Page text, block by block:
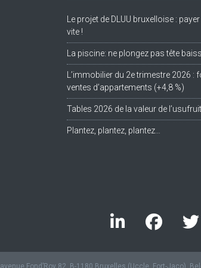
Le projet de DLUU bruxelloise :
vite !
La piscine: ne plongez pas tête
L’immobilier du 2e trimestre 2026 :
ventes d’appartements (+4,8 %)
Tables 2026 de la valeur de l’usufruit
Plantez, plantez, plantez…
avenue Fond’Roy 82, B-1180 Bruxelles (Uccle, Fort-Jaco),